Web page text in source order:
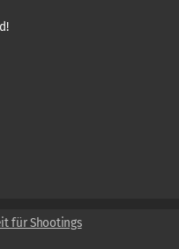
für Shootings